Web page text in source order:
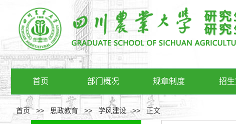
首页 部门概况 规章制度 招
首页>> 思政教育 >> 学风建设 >> 正文